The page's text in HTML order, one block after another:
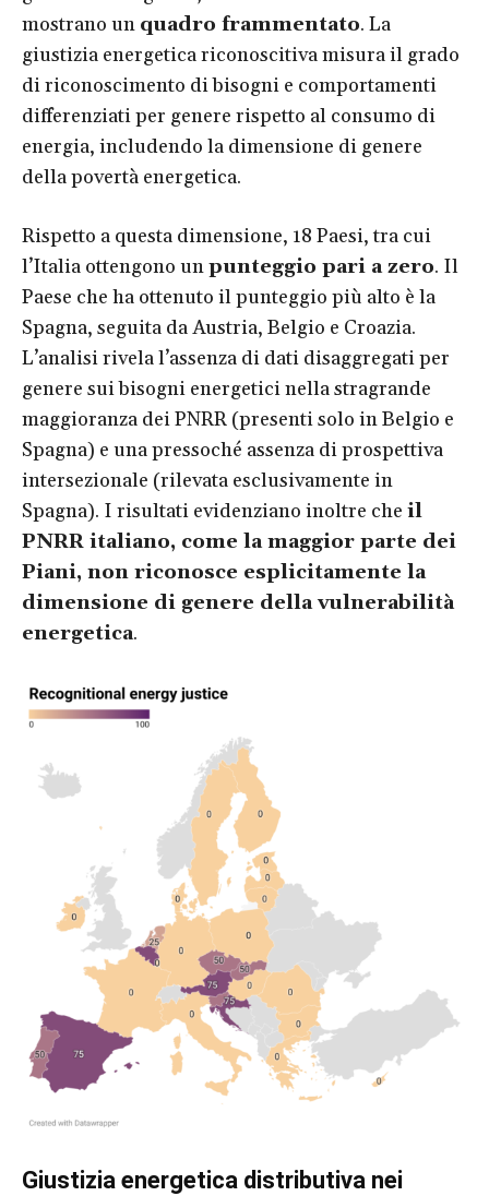
mostrano un quadro frammentato. La
giustizia energetica riconoscitiva misura il grado
di riconoscimento di bisogni e comportamenti
differenziati per genere rispetto al consumo di
energia, includendo la dimensione di genere
della povertà energetica.
Rispetto a questa dimensione, 18 Paesi, tra cui
l’Italia ottengono unpunteggio pari a zero. Il
Paese che ha ottenuto il punteggio più alto è la
Spagna, seguita da Austria, Belgio e Croazia.
L’analisi rivela l’assenza di dati disaggregati per
genere sui bisogni energetici nella stragrande
maggioranza dei PNRR (presenti solo in Belgio e
Spagna) e una pressoché assenza di prospettiva
intersezionale (rilevata esclusivamente in
Spagna). I risultati evidenziano inoltre che il
PNRR italiano, come la maggior parte dei
Piani, non riconosce esplicitamente la
dimensione di genere della vulnerabilità
energetica.
Giustizia energetica distributiva nei